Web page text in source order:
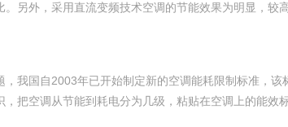
另外，采用直流变频技术空调的节能效果为明显，较高
，我国自2003年已开始制定新的空调能耗限制标准，
，把空调从节能到耗电分为几级，粘贴在空调上的能效